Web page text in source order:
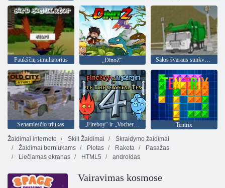
Paukščių simuliatorius „DinoZ“ Salos švaraus sunkvežimio šiukšlių sim
Senamiesčio triukas „Fireboy“ ir „Vochergirl 4“: „Crystal Temple“
Tentrix
Žaidimai internete
Skill Žaidimai
Skraidymo žaidimai
Žaidimai berniukams
Plotas Raketa
Pasažas
Liečiamas ekranas
HTML5 androidas
Vairavimas kosmose